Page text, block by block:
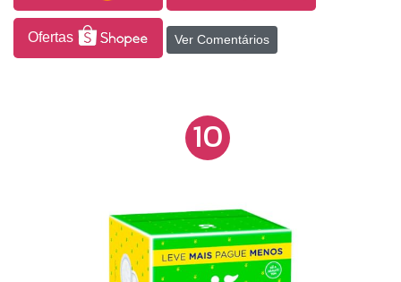
Ofertas Ver Comentários
10